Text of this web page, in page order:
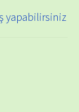
yapabilirsiniz